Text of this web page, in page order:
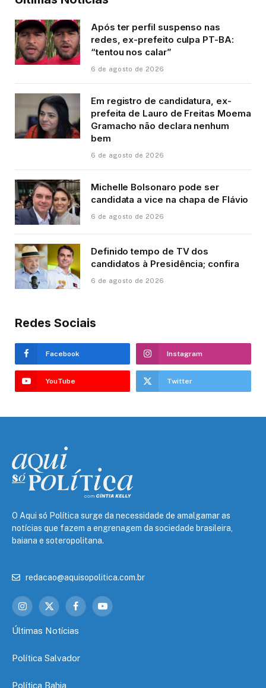
Após ter perfil suspenso nas
redes, ex-prefeito culpa PT-BA:
“tentou nos calar”
6 de agosto de 2026
Em registro de candidatura, ex-
prefeita de Lauro de Freitas Moema
Gramacho não declara nenhum
bem
6 de agosto de 2026
Michelle Bolsonaro pode ser
candidata a vice na chapa de Flávio
6 de agosto de 2026
Definido tempo de TV dos
candidatos à Presidência; confira
6 de agosto de 2026
Redes Sociais
Facebook Instagram
YouTube Twitter
O Aqui só Política surge da necessidade de amalgamar as
notícias que fazem a engrenagem da sociedade brasileira,
baiana e soteropolitana.
redacao@aquisopolitica.com.br
Instagram
X
FacebookYouTube
Últimas Notícias
Política Salvador
Política Bahia